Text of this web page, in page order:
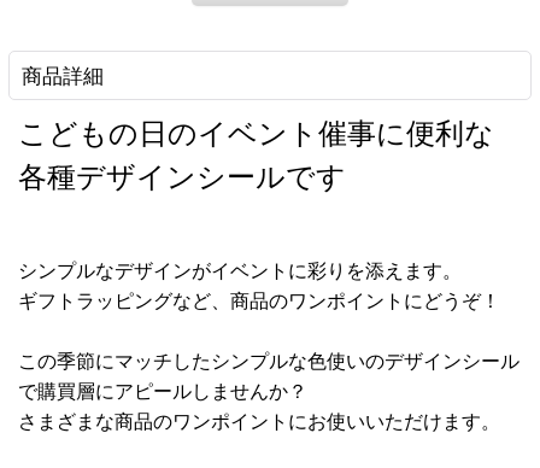
商品詳細
こどもの日のイベント催事に便利な
各種デザインシールです
シンプルなデザインがイベントに彩りを添えます。
ギフトラッピングなど、商品のワンポイントにどうぞ！
この季節にマッチしたシンプルな色使いのデザインシール
で購買層にアピールしませんか？
さまざまな商品のワンポイントにお使いいただけます。